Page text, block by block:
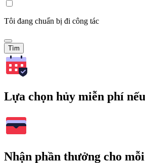
Tôi đang chuẩn bị đi công tác
Tìm
Lựa chọn hủy miễn phí
Nhận phần thưởng cho